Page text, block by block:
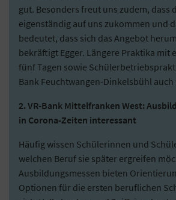
gut. Besonders freut uns zudem, dass
eigenständig auf uns zukommen und
bedeutet, dass sich das Angebot
bekräftigt Egger. Längere Praktika mit
fünf Tagen sowie
Bank Feuchtwangen-Dinkelsbühl
2. VR-Bank Mittelfranken West:
in Corona-Zeiten interessant
Häufig wissen Schülerinnen und
welchen Beruf sie später ergreifen
Ausbildungsmessen bieten
Optionen für die ersten beruflichen